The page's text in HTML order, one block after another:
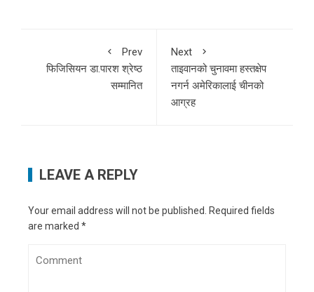
Prev
फिजिसियन डा.पारश श्रेष्ठ
सम्मानित
Next
ताइवानको चुनावमा हस्तक्षेप
नगर्न अमेरिकालाई चीनको
आग्रह
LEAVE A REPLY
Your email address will not be published. Required fields
are marked *